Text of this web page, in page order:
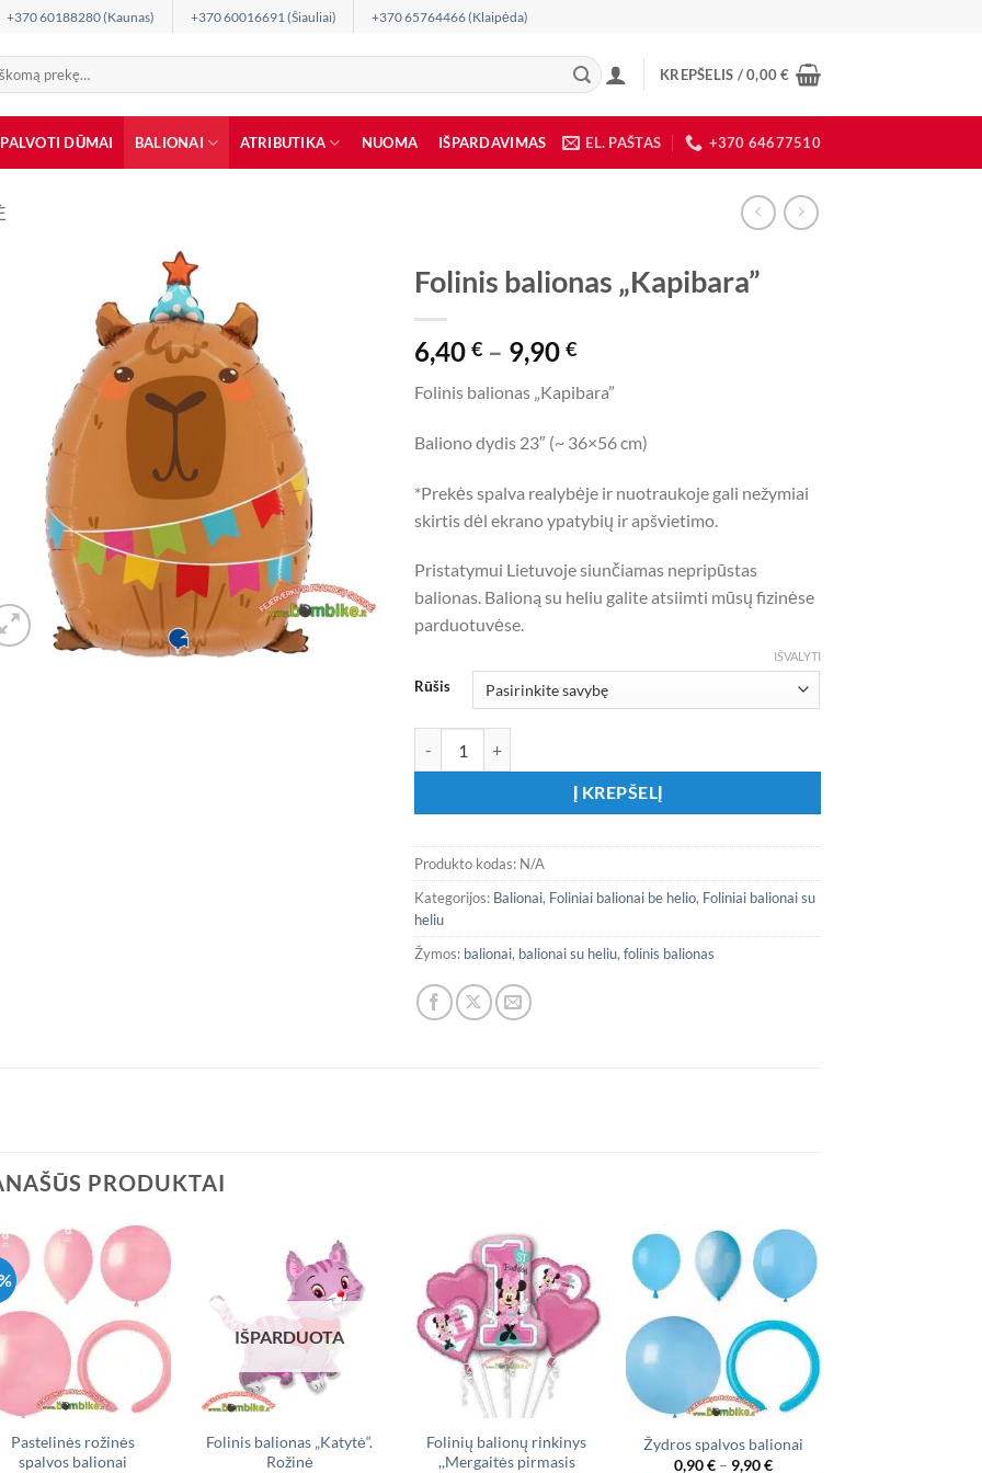
+370 60188280 (Kaunas) +370 60016691 (Šiauliai) +370 65764466 (Klaipėda)
KREPŠELIS /0,00€
DŪMAI BALIONAI ATRIBUTIKA NUOMA IŠPARDAVIMAS EL. PAŠTAS +370 64677510
Folinis balionas „Kapibara”
6,40€ – 9,90€Price
6,40 €
through
9,90 €
Folinis balionas „Kapibara”
Baliono dydis 23″ (~ 36×56 cm)
*Prekės spalva realybėje ir nuotraukoje gali nežymiai
skirtis dėl ekrano ypatybių ir apšvietimo.
Pristatymui Lietuvoje siunčiamas nepripūstas
balionas. Balioną su heliu galite atsiimti mūsų fizinėse
parduotuvėse.
Rūšis
IŠVALYTI
Į KREPŠELĮ
Produkto kodas: N/A
Kategorijos: Balionai, Foliniai balionai be helio, Foliniai balionai su
heliu
Žymos: balionai, balionai su heliu,folinis balionas
PRODUKTAI
Pastelinės rožinės
spalvos balionai
IŠPARDUOTA
Folinis balionas „Katytė“.
Rožinė
Folinių balionų rinkinys
,,Mergaitės pirmasis
Žydros spalvos balionai
0,90€ – 9,90€Price